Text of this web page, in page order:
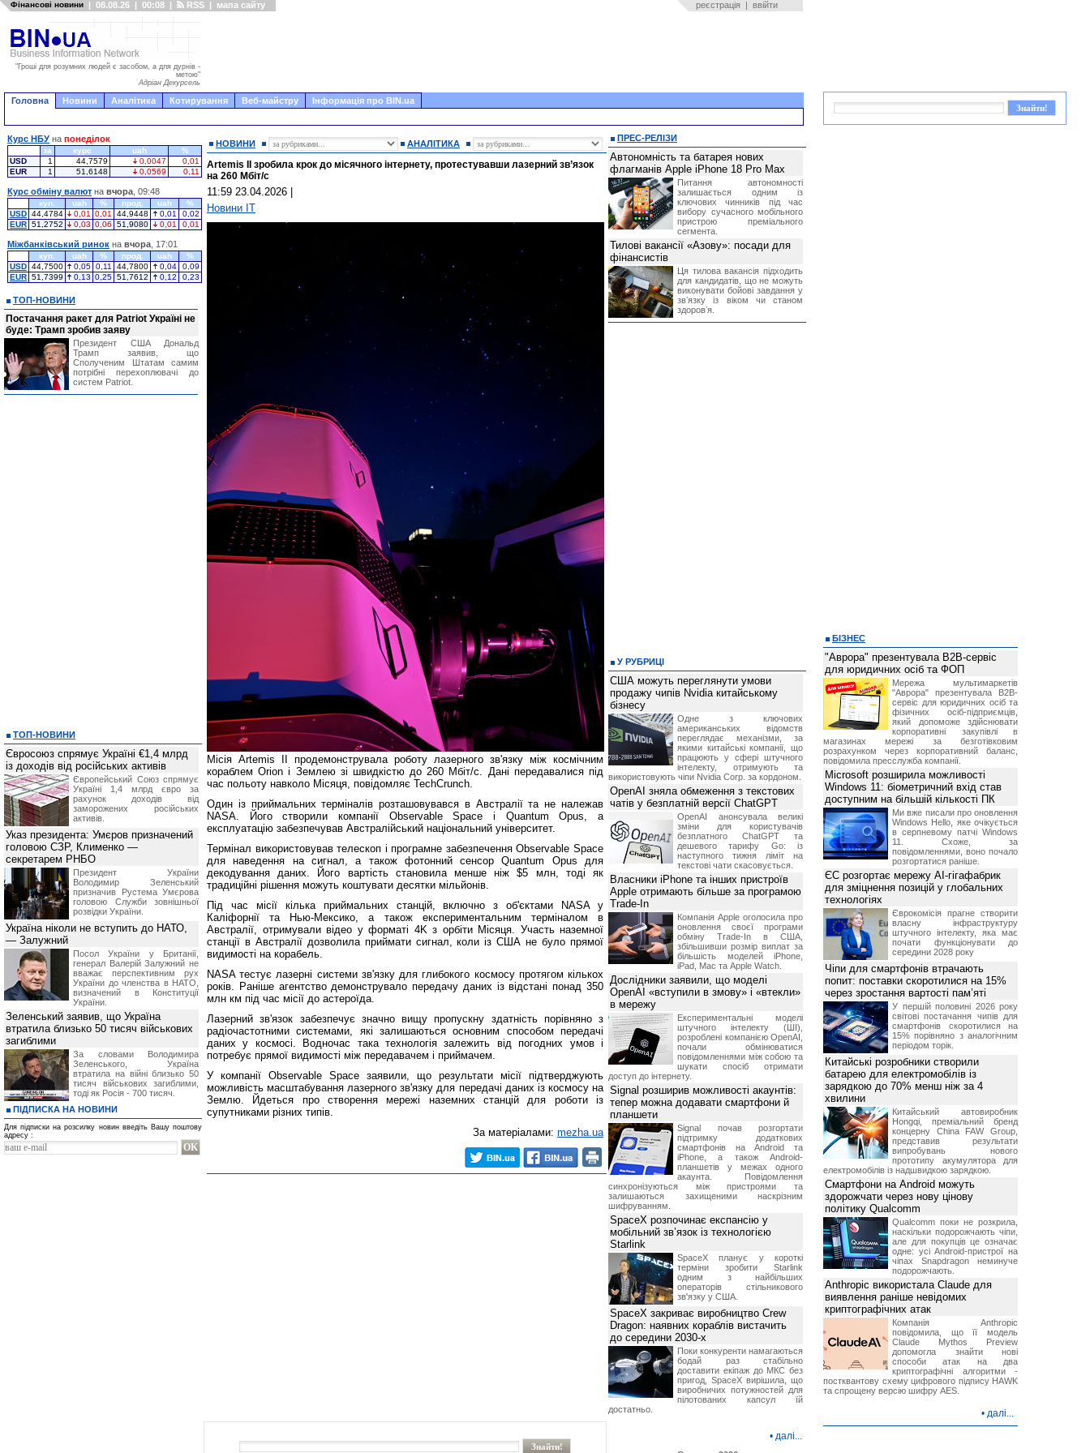
Фінансові новини | 08.08.26 | 00:08 | RSS | мапа сайту реєстрація | ввійти
"Гроші для розумних людей є засобом, а для дурнів -
метою"
Адріан Декурсель
Головна Новини Аналітика Котирування Веб-майстру Інформація про BIN.ua
НОВИНИ АНАЛІТИКА
Artemis II зробила крок до місячного інтернету, протестувавши лазерний зв’язок
на 260 Мбіт/с
11:59 23.04.2026
Новини IT
Місія Artemis II продемонструвала роботу лазерного зв'язку між космічним
кораблем Orion і Землею зі швидкістю до 260 Мбіт/с. Дані передавалися під
час польоту навколо Місяця, повідомляє TechCrunch.
Один із приймальних терміналів розташовувався в Австралії та не належав
NASA. Його створили компанії Observable Space і Quantum Opus, а
експлуатацію забезпечував Австралійський національний університет.
Термінал використовував телескоп і програмне забезпечення Observable Space
для наведення на сигнал, а також фотонний сенсор Quantum Opus для
декодування даних. Його вартість становила менше ніж $5 млн, тоді як
традиційні рішення можуть коштувати десятки мільйонів.
Під час місії кілька приймальних станцій, включно з об'єктами NASA у
Каліфорнії та Нью-Мексико, а також експериментальним терміналом в
Австралії, отримували відео у форматі 4K з орбіти Місяця. Участь наземної
станції в Австралії дозволила приймати сигнал, коли із США не було прямої
видимості на корабель.
NASA тестує лазерні системи зв'язку для глибокого космосу протягом кількох
років. Раніше агентство демонструвало передачу даних із відстані понад 350
млн км під час місії до астероїда.
Лазерний зв'язок забезпечує значно вищу пропускну здатність порівняно з
радіочастотними системами, які залишаються основним способом передачі
даних у космосі. Водночас така технологія залежить від погодних умов і
потребує прямої видимості між передавачем і приймачем.
У компанії Observable Space заявили, що результати місії підтверджують
можливість масштабування лазерного зв'язку для передачі даних із космосу на
Землю. Йдеться про створення мережі наземних станцій для роботи із
супутниками різних типів.
За матеріалами: mezha.ua
Курс НБУ на понеділок
за курс uah
%
USD
1 44,7579 0,0047
0,01
EUR
1 51,6148 0,0569 0,11
Курс обміну валют на вчора , 09:48
куп. uah % прод. uah
%
USD 44,4784 0,01 0,01 44,9448 0,01
0,02
EUR 51,2752 0,03 0,06 51,9080 0,01 0,01
Міжбанківський ринок на вчора , 17:01
куп. uah % прод. uah
%
USD 44,7500 0,05 0,11 44,7800 0,04
0,09
EUR 51,7399 0,13 0,25 51,7612 0,12 0,23
ТОП-НОВИНИ
Постачання ракет для Patriot Україні не
буде: Трамп зробив заяву
Президент США Дональд
Трамп заявив, що
Сполученим Штатам самим
потрібні перехоплювачі до
систем Patriot.
ТОП-НОВИНИ
Євросоюз спрямує Україні €1,4 млрд
із доходів від російських активів
Європейський Союз спрямує
Україні 1,4 млрд євро за
рахунок доходів від
заморожених російських
активів.
Указ президента: Умєров призначений
головою СЗР, Клименко —
секретарем РНБО
Президент України
Володимир Зеленський
призначив Pустема Умєрова
головою Служби зовнішньої
розвідки України.
Україна ніколи не вступить до НАТО,
— Залужний
Посол України у Британії,
генерал Валерій Залужний не
вважає перспективним рух
України до членства в НАТО,
визначений в Конституції
України.
Зеленський заявив, що Україна
втратила близько 50 тисяч військових
загиблими
За словами Володимира
Зеленського, Україна
втратила на війні близько 50
тисяч військових загиблими,
тоді як Росія - 700 тисяч.
ПІДПИСКА НА НОВИНИ
Для підписки на розсилку новин введіть Вашу поштову
адресу :
ПРЕС-РЕЛІЗИ
Автономність та батарея нових
флагманів Apple iPhone 18 Pro Max
Питання автономності
залишається одним із
ключових чинників під час
вибору сучасного мобільного
пристрою преміального
сегмента.
Тилові вакансії «Азову»: посади для
фінансистів
Ця тилова вакансія підходить
для кандидатів, що не можуть
виконувати бойові завдання у
звʼязку із віком чи станом
здоровʼя.
У РУБРИЦІ
США можуть переглянути умови
продажу чипів Nvidia китайському
бізнесу
Одне з ключових
американських відомств
переглядає механізми, за
якими китайські компанії, що
працюють у сфері штучного
інтелекту, отримують та
використовують чіпи Nvidia Corp. за кордоном.
OpenAI зняла обмеження з текстових
чатів у безплатній версії ChatGPT
OpenAI анонсувала великі
зміни для користувачів
безплатного ChatGPT та
дешевого тарифу Go: із
наступного тижня ліміт на
текстові чати скасовується.
Власники iPhone та інших пристроїв
Apple отримають більше за програмою
Trade-In
Компанія Apple оголосила про
оновлення своєї програми
обміну Trade-In в США,
збільшивши розмір виплат за
більшість моделей iPhone,
iPad, Mac та Apple Watch.
Дослідники заявили, що моделі
OpenAI «вступили в змову» і «втекли»
в мережу
Експериментальні моделі
штучного інтелекту (ШІ),
розроблені компанією OpenAI,
почали обмінюватися
повідомленнями між собою та
шукати спосіб отримати
доступ до інтернету.
Signal розширив можливості акаунтів:
тепер можна додавати смартфони й
планшети
Signal почав розгортати
підтримку додаткових
смартфонів на Android та
iPhone, а також Android-
планшетів у межах одного
акаунта. Повідомлення
синхронізуються між пристроями та
залишаються захищеними наскрізним
шифруванням.
SpaceX розпочинає експансію у
мобільний зв’язок із технологією
Starlink
SpaceX планує у короткі
терміни зробити Starlink
одним з найбільших
операторів стільникового
зв'язку у США.
SpaceX закриває виробництво Crew
Dragon: наявних кораблів вистачить
до середини 2030-х
Поки конкуренти намагаються
бодай раз стабільно
доставити екіпаж до МКС без
пригод, SpaceX вирішила, що
виробничих потужностей для
пілотованих капсул їй
достатньо.
• далі...
БІЗНЕС
"Аврора" презентувала B2B-сервіс
для юридичних осіб та ФОП
Мережа мультимаркетів
"Аврора" презентувала B2B-
сервіс для юридичних осіб та
фізичних осіб-підприємців,
який допоможе здійснювати
корпоративні закупівлі в
магазинах мережі за безготівковим
розрахунком через корпоративний баланс,
повідомила пресслужба компанії.
Microsoft розширила можливості
Windows 11: біометричний вхід став
доступним на більшій кількості ПК
Ми вже писали про оновлення
Windows Hello, яке очікується
в серпневому патчі Windows
11. Схоже, за
повідомленнями, воно почало
розгортатися раніше.
ЄС розгортає мережу AI-гігафабрик
для зміцнення позицій у глобальних
технологіях
Єврокомісія прагне створити
власну інфраструктуру
штучного інтелекту, яка має
почати функціонувати до
середини 2028 року
Чіпи для смартфонів втрачають
попит: поставки скоротилися на 15%
через зростання вартості пам’яті
У першій половині 2026 року
світові постачання чипів для
смартфонів скоротилися на
15% порівняно з аналогічним
періодом торік.
Китайські розробники створили
батарею для електромобілів із
зарядкою до 70% менш ніж за 4
хвилини
Китайський автовиробник
Hongqi, преміальний бренд
концерну China FAW Group,
представив результати
випробувань нового
прототипу акумулятора для
електромобілів із надшвидкою зарядкою.
Смартфони на Android можуть
здорожчати через нову цінову
політику Qualcomm
Qualcomm поки не розкрила,
наскільки подорожчають чіпи,
але для покупців це означає
одне: усі Android-пристрої на
чіпах Snapdragon неминуче
подорожчають.
Anthropic використала Claude для
виявлення раніше невідомих
криптографічних атак
Компанія Anthropic
повідомила, що її модель
Claude Mythos Preview
допомогла знайти нові
способи атак на два
криптографічні алгоритми -
постквантову схему цифрового підпису HAWK
та спрощену версію шифру AES.
• далі...